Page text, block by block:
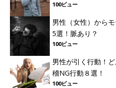
100ビュー
男性（女性）から
5選！脈あり？
100ビュー
男性が引く行動！
稽NG行動８選！
100ビュー